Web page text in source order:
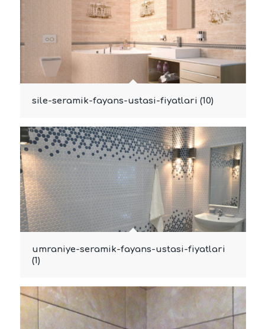
sile-seramik-fayans-ustasi-fiyatlari (10)
umraniye-seramik-fayans-ustasi-fiyatlari
(1)